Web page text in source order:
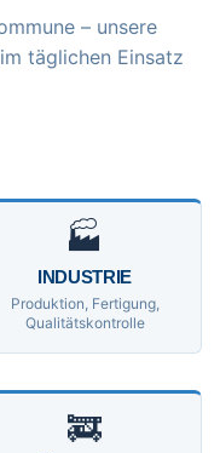
– unsere
täglichen Einsatz
🏭
INDUSTRIE
Produktion, Fertigung,
Qualitätskontrolle
🚒